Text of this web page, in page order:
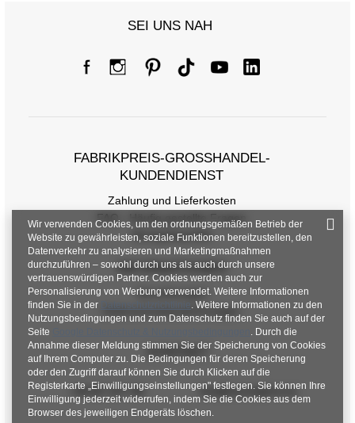
SEI UNS NAH
FABRIKPREIS-GROSSHANDEL-K
UNDENDIENST
Zahlung und Lieferkosten
FAQ - Häufig gestellte Fragen
Rückgabepolitik
INFORMATIONEN
Verordnungen
Datenschutzbestimmungen
KONTAKT
+48 601 547 740 hurt@factoryprice.eu
Wir verwenden Cookies, um den ordnungsgemäßen Betrieb der
Website zu gewährleisten, soziale Funktionen bereitzustellen, den
Datenverkehr zu analysieren und Marketingmaßnahmen
durchzuführen – sowohl durch uns als auch durch unsere
vertrauenswürdigen Partner. Cookies werden auch zur
Personalisierung von Werbung verwendet. Weitere Informationen
finden Sie in der
Datenschutzrichtlinie. Weitere Informationen zu den
Nutzungsbedingungen und zum Datenschutz finden Sie auch auf der
Seite
. Durch die
Annahme dieser Meldung stimmen Sie der Speicherung von Cookies
auf Ihrem Computer zu. Die Bedingungen für deren Speicherung
oder den Zugriff darauf können Sie durch Klicken auf die
Registerkarte „Einwilligungseinstellungen" festlegen. Sie können Ihre
Einwilligung jederzeit widerrufen, indem Sie die Cookies aus dem
Browser des jeweiligen Endgeräts löschen.